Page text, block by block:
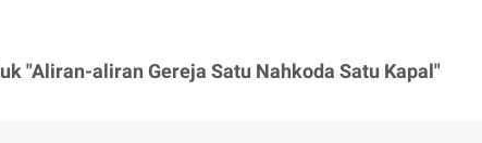
"Aliran-aliran Gereja Satu Nahkoda Satu Kapal"